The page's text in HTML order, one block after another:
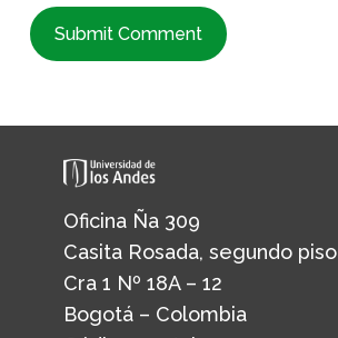
Oficina Ña 309
Casita Rosada, segundo piso
Cra 1 Nº 18A – 12
Bogotá – Colombia